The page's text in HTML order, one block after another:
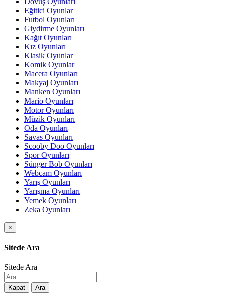
Eğitici Oyunlar
Futbol Oyunları
Giydirme Oyunları
Kağıt Oyunları
Kız Oyunları
Klasik Oyunlar
Komik Oyunlar
Macera Oyunları
Makyaj Oyunları
Manken Oyunları
Mario Oyunları
Motor Oyunları
Müzik Oyunları
Oda Oyunları
Savas Oyunları
Scooby Doo Oyunları
Spor Oyunları
Sünger Bob Oyunları
Webcam Oyunları
Yarış Oyunları
Yarışma Oyunları
Yemek Oyunları
Zeka Oyunları
×
Sitede Ara
Sitede Ara
Kapat Ara